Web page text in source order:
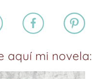
aquí mi novela: